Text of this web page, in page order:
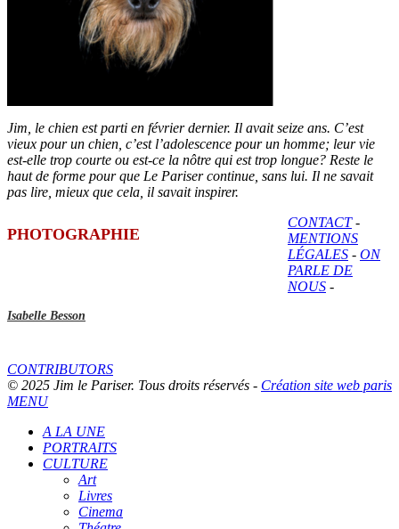
Jim, le chien est parti en février dernier. Il avait seize ans. C’est
vieux pour un chien, c’est l’adolescence pour un homme; leur vie
est-elle trop courte ou est-ce la nôtre qui est trop longue? Reste le
haut de forme pour que Le Pariser continue, sans lui. Il ne savait
pas lire, mieux que cela, il savait inspirer.
PHOTOGRAPHIE
Isabelle Besson
CONTACT-
MENTIONS
LÉGALES - ON
PARLE DE
NOUS -
CONTRIBUTORS
© 2025 Jim le Pariser. Tous droits réservés - Création site web paris
MENU
A LA UNE
PORTRAITS
CULTURE
Art
Livres
Cinema